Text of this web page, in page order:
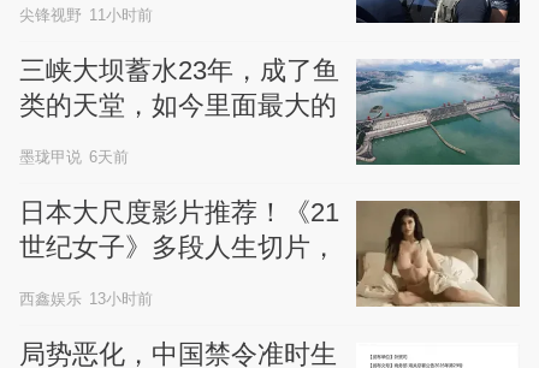
尖锋视野 11小时前
三峡大坝蓄水23年，成了鱼
类的天堂，如今里面最大的
墨珑甲说 6天前
日本大尺度影片推荐！《21
世纪女子》多段人生切片，
西鑫娱乐 13小时前
局势恶化，中国禁令准时生